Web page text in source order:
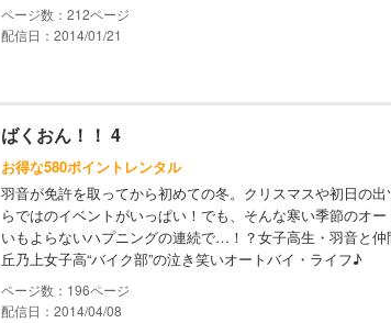
212
配信日：2014/01/21
ばくおん！！ 4
お得な580ポイントレンタル
羽音が免許を取ってから初めての冬。クリスマスや初日の
らではのイベントがいっぱい！でも、そんな寒い季節のオ
いもよらないハプニングの連続で…！？女子高生・羽音と仲
丘乃上女子高“バイク部”の泣き笑いオートバイ・ライフ♪
196
配信日：2014/04/08